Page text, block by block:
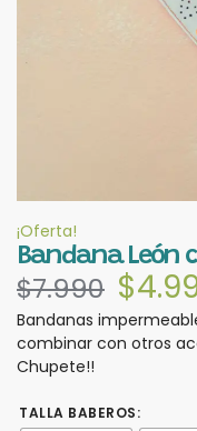
¡Oferta!
Bandana León
$7.990 $
Bandanas
combinar con otros
Chupete!!
TALLA BABEROS: